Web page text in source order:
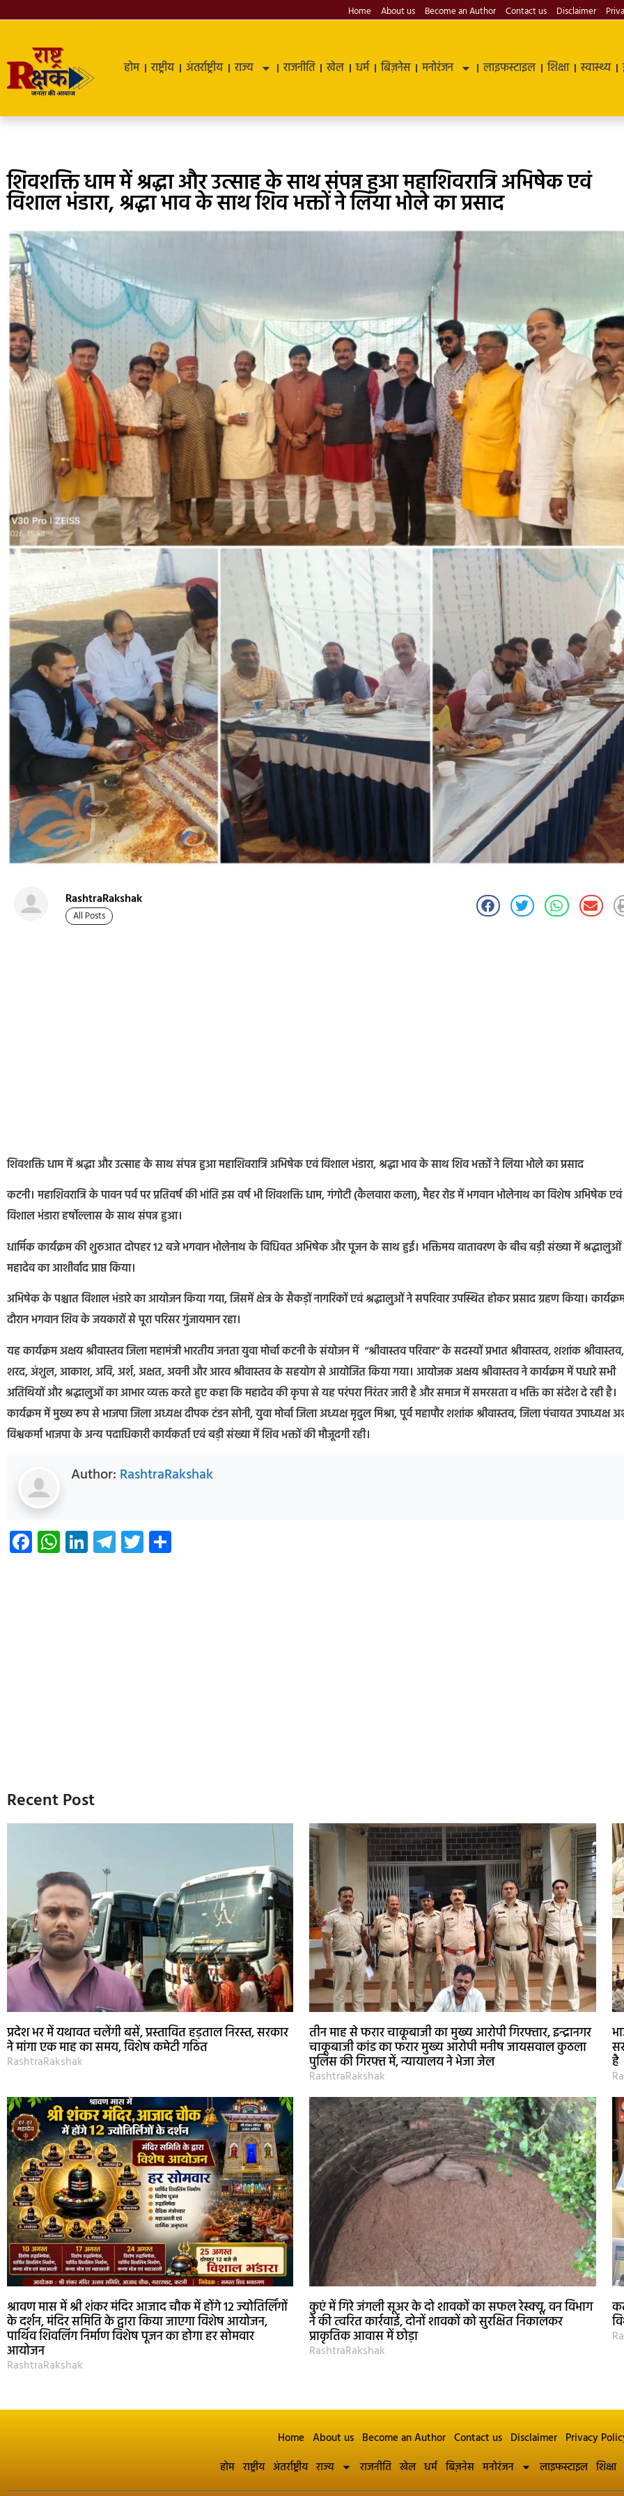
Home About us Become an Author Contact us Disclaimer
होम राष्ट्रीय अंतर्राष्ट्रीय राज्य राजनीति खेल धर्म बिज़नेस मनोरंजन लाइफस्टाइल शिक्षा स्वास्थ्य
शिवशक्ति धाम में श्रद्धा और उत्साह के साथ संपन्न हुआ महाशिवरात्रि अभिषेक एवं
विशाल भंडारा, श्रद्धा भाव के साथ शिव भक्तों ने लिया भोले का प्रसाद
RashtraRakshak
All Posts
शिवशक्ति धाम में श्रद्धा और उत्साह के साथ संपन्न हुआ महाशिवरात्रि अभिषेक एवं विशाल भंडारा, श्रद्धा भाव के साथ शिव भक्तों ने लिया भोले का प्रसाद
​कटनी। महाशिवरात्रि के पावन पर्व पर प्रतिवर्ष की भांति इस वर्ष भी शिवशक्ति धाम, गंगोटी (कैलवारा कला), मैहर रोड में भगवान भोलेनाथ का विशेष अभिषेक एवं
विशाल भंडारा हर्षोल्लास के साथ संपन्न हुआ।
धार्मिक कार्यक्रम की शुरुआत दोपहर 12 बजे भगवान भोलेनाथ के विधिवत अभिषेक और पूजन के साथ हुई। भक्तिमय वातावरण के बीच बड़ी संख्या में
महादेव का आशीर्वाद प्राप्त किया।
​अभिषेक के पश्चात विशाल भंडारे का आयोजन किया गया, जिसमें क्षेत्र के सैकड़ों नागरिकों एवं श्रद्धालुओं ने सपरिवार उपस्थित होकर प्रसाद ग्रहण किया।
दौरान भगवान शिव के जयकारों से पूरा परिसर गुंजायमान रहा।
​यह कार्यक्रम अक्षय श्रीवास्तव जिला महामंत्री भारतीय जनता युवा मोर्चा कटनी के संयोजन में “श्रीवास्तव परिवार” के सदस्यों प्रभात श्रीवास्तव, शशांक श्रीवास्तव,
शरद, अंशुल, आकाश, अवि, अर्श, अक्षत, अवनी और आरव श्रीवास्तव के सहयोग से आयोजित किया गया। ​आयोजक अक्षय श्रीवास्तव ने कार्यक्रम में पधारे सभी
अतिथियों और श्रद्धालुओं का आभार व्यक्त करते हुए कहा कि महादेव की कृपा से यह परंपरा निरंतर जारी है और समाज में समरसता व भक्ति का संदेश दे रही है।
कार्यक्रम में मुख्य रूप से भाजपा जिला अध्यक्ष दीपक टंडन सोनी, युवा मोर्चा जिला अध्यक्ष मृदुल मिश्रा, पूर्व महापौर शशांक श्रीवास्तव, जिला पंचायत उपाध्यक्ष
विश्वकर्मा भाजपा के अन्य पदाधिकारी कार्यकर्ता एवं बड़ी संख्या में शिव भक्तों की मौजूदगी रही।
Author: RashtraRakshak
Facebook
WhatsApp
LinkedIn
Telegram
Twitter
Recent Post
प्रदेश भर में यथावत चलेंगी बसें, प्रस्तावित हड़ताल निरस्त, सरकार
ने मांगा एक माह का समय, विशेष कमेटी गठित
RashtraRakshak
तीन माह से फरार चाकूबाजी का मुख्य आरोपी गिरफ्तार, इन्द्रानगर
चाकूबाजी कांड का फरार मुख्य आरोपी मनीष जायसवाल कुठला
पुलिस की गिरफ्त में, न्यायालय ने भेजा जेल
RashtraRakshak
है
श्रावण मास में श्री शंकर मंदिर आजाद चौक में होंगे 12 ज्योतिर्लिंगों
के दर्शन, मंदिर समिति के द्वारा किया जाएगा विशेष आयोजन,
पार्थिव शिवलिंग निर्माण विशेष पूजन का होगा हर सोमवार
आयोजन
RashtraRakshak
कुएं में गिरे जंगली सूअर के दो शावकों का सफल रेस्क्यू, वन विभाग
ने की त्वरित कार्रवाई, दोनों शावकों को सुरक्षित निकालकर
प्राकृतिक आवास में छोड़ा
RashtraRakshak
Home About us Become an Author Contact us Disclaimer Privacy
होम राष्ट्रीय अंतर्राष्ट्रीय राज्य राजनीति खेल धर्म बिज़नेस मनोरंजन लाइफस्टाइल शिक्षा